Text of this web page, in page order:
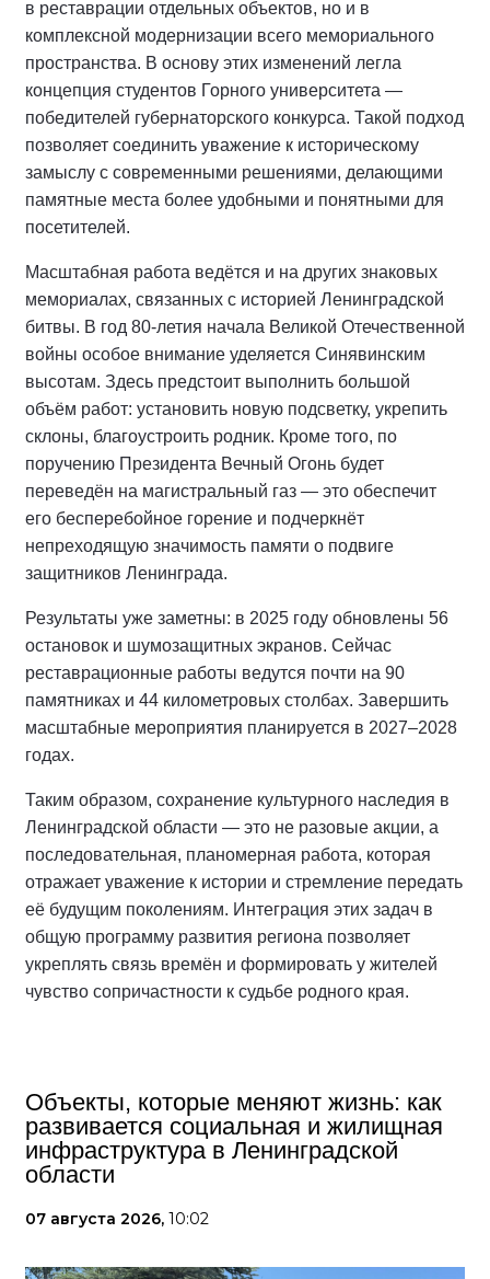
в реставрации отдельных объектов, но и в
комплексной модернизации всего мемориального
пространства. В основу этих изменений легла
концепция студентов Горного университета —
победителей губернаторского конкурса. Такой подход
позволяет соединить уважение к историческому
замыслу с современными решениями, делающими
памятные места более удобными и понятными для
посетителей.
Масштабная работа ведётся и на других знаковых
мемориалах, связанных с историей Ленинградской
битвы. В год 80‑летия начала Великой Отечественной
войны особое внимание уделяется Синявинским
высотам. Здесь предстоит выполнить большой
объём работ: установить новую подсветку, укрепить
склоны, благоустроить родник. Кроме того, по
поручению Президента Вечный Огонь будет
переведён на магистральный газ — это обеспечит
его бесперебойное горение и подчеркнёт
непреходящую значимость памяти о подвиге
защитников Ленинграда.
Результаты уже заметны: в 2025 году обновлены 56
остановок и шумозащитных экранов. Сейчас
реставрационные работы ведутся почти на 90
памятниках и 44 километровых столбах. Завершить
масштабные мероприятия планируется в 2027–2028
годах.
Таким образом, сохранение культурного наследия в
Ленинградской области — это не разовые акции, а
последовательная, планомерная работа, которая
отражает уважение к истории и стремление передать
её будущим поколениям. Интеграция этих задач в
общую программу развития региона позволяет
укреплять связь времён и формировать у жителей
чувство сопричастности к судьбе родного края.
Объекты, которые меняют жизнь: как
развивается социальная и жилищная
инфраструктура в Ленинградской
области
07 августа 2026, 10:02